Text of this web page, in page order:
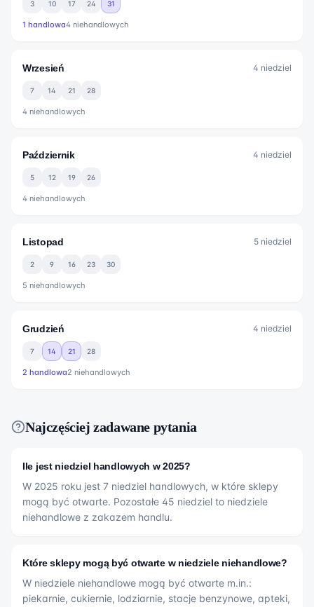
3 10 17 24 31
1 handlowa4 niehandlowych
Wrzesień 4 niedziel
7 14 21 28
4 niehandlowych
Październik 4 niedziel
5 12 19 26
4 niehandlowych
Listopad 5 niedziel
2 9 16 23 30
5 niehandlowych
Grudzień 4 niedziel
7 14 21 28
2 handlowa2 niehandlowych
Najczęściej zadawane pytania
Ile jest niedziel handlowych w 2025?
W 2025 roku jest 7 niedziel handlowych, w które sklepy
mogą być otwarte. Pozostałe 45 niedziel to niedziele
niehandlowe z zakazem handlu.
Które sklepy mogą być otwarte w niedziele niehandlowe?
W niedziele niehandlowe mogą być otwarte m.in.:
piekarnie, cukiernie, lodziarnie, stacje benzynowe, apteki,